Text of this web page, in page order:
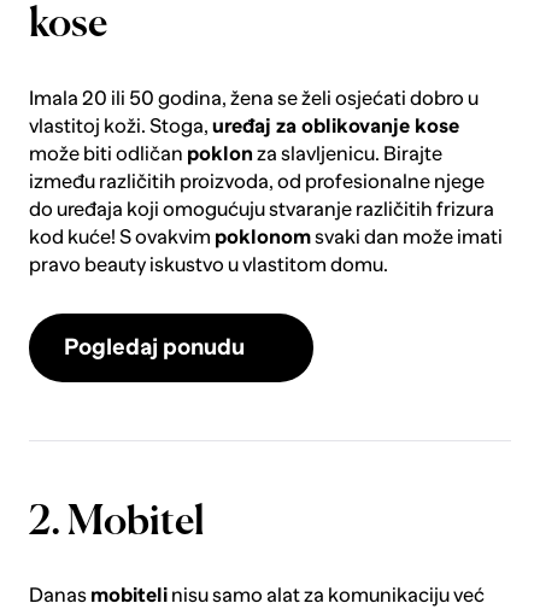
kose
Imala 20 ili 50 godina, žena se želi osjećati dobro u
vlastitoj koži. Stoga, uređaj za oblikovanje kose
može biti odličan poklon za slavljenicu. Birajte
između različitih proizvoda, od profesionalne njege
do uređaja koji omogućuju stvaranje različitih frizura
kod kuće! S ovakvim poklonomsvaki dan može imati
pravo beauty iskustvo u vlastitom domu.
Pogledaj ponudu
2. Mobitel
Danas mobitelinisu samo alat za komunikaciju već